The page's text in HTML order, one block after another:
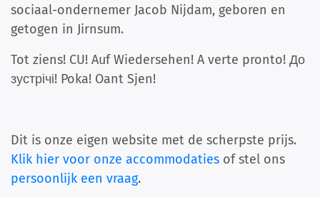
sociaal-ondernemer Jacob Nijdam, geboren en
getogen in Jirnsum.
Tot ziens! CU! Auf Wiedersehen! A verte pronto! До
зустрічі! Poka! Oant Sjen!
Dit is onze eigen website met de scherpste prijs.
Klik hier voor onze accommodaties of stel ons
persoonlijk een vraag.